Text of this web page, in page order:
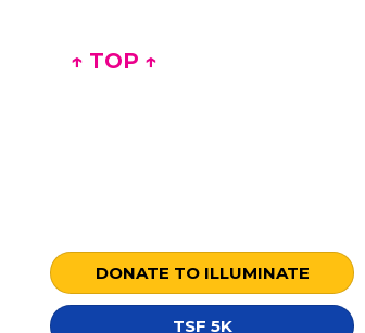
DONATE TO ILLUMINATE
TSF 5K
↑ TOP ↑